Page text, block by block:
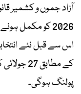
2026 کو مکمل
اس سے قبل نئے
کے مطابق
پولنگ ہوگی۔